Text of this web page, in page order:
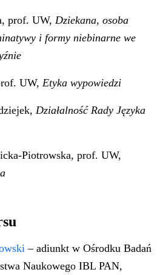
prof. UW, Dziekana, osoba
i formy niebinarne we
UW, Etyka wypowiedzi
Działalność Rady Języka
Piotrowska, prof. UW,
– adiunkt w Ośrodku Badań
Naukowego IBL PAN,